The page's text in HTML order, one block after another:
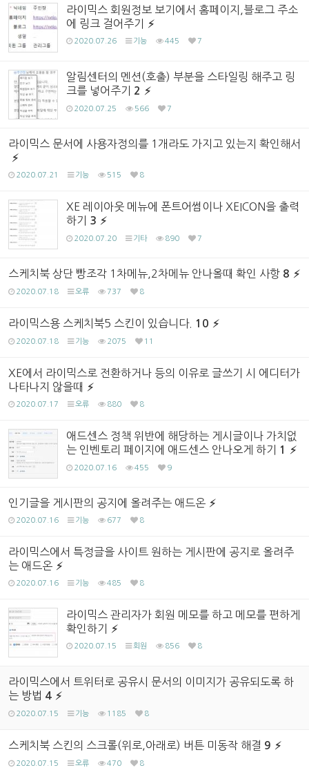
라이믹스 회원정보 보기에서 홈페이지,블로그 주소
에 링크 걸어주기
2020.07.26 기능 445 7
알림센터의 멘션(호출) 부분을 스타일링 해주고 링
크를 넣어주기
2
2020.07.25 566 7
라이믹스 문서에 사용자정의를 1개라도 가지고 있는지 확인해서
2020.07.21 기능 515 8
XE 레이아웃 메뉴에 폰트어썸이나 XEICON을 출력
하기
3
2020.07.20 기타 890 7
스케치북 상단 빵조각 1차메뉴,2차메뉴 안나올때 확인 사항 8
2020.07.18 오류 737 8
라이믹스용 스케치북5 스킨이 있습니다. 10
2020.07.18 기능 2075 11
XE에서 라이믹스로 전환하거나 등의 이유로 글쓰기 시 에디터가
나타나지 않을때
2020.07.17 오류 880 8
애드센스 정책 위반에 해당하는 게시글이나 가치없
는 인벤토리 페이지에 애드센스 안나오게 하기
1
2020.07.16 455 9
인기글을 게시판의 공지에 올려주는 애드온
2020.07.16 기능 677 8
라이믹스에서 특정글을 사이트 원하는 게시판에 공지로 올려주
는 애드온
2020.07.16 기능 485 8
라이믹스 관리자가 회원 메모를 하고 메모를 편하게
확인하기
2020.07.15 회원 856 8
라이믹스에서 트위터로 공유시 문서의 이미지가 공유되도록 하
는 방법 4
2020.07.15 기능 1185 8
스케치북 스킨의 스크롤(위로,아래로) 버튼 미동작 해결 9
2020.07.15 오류 470 8